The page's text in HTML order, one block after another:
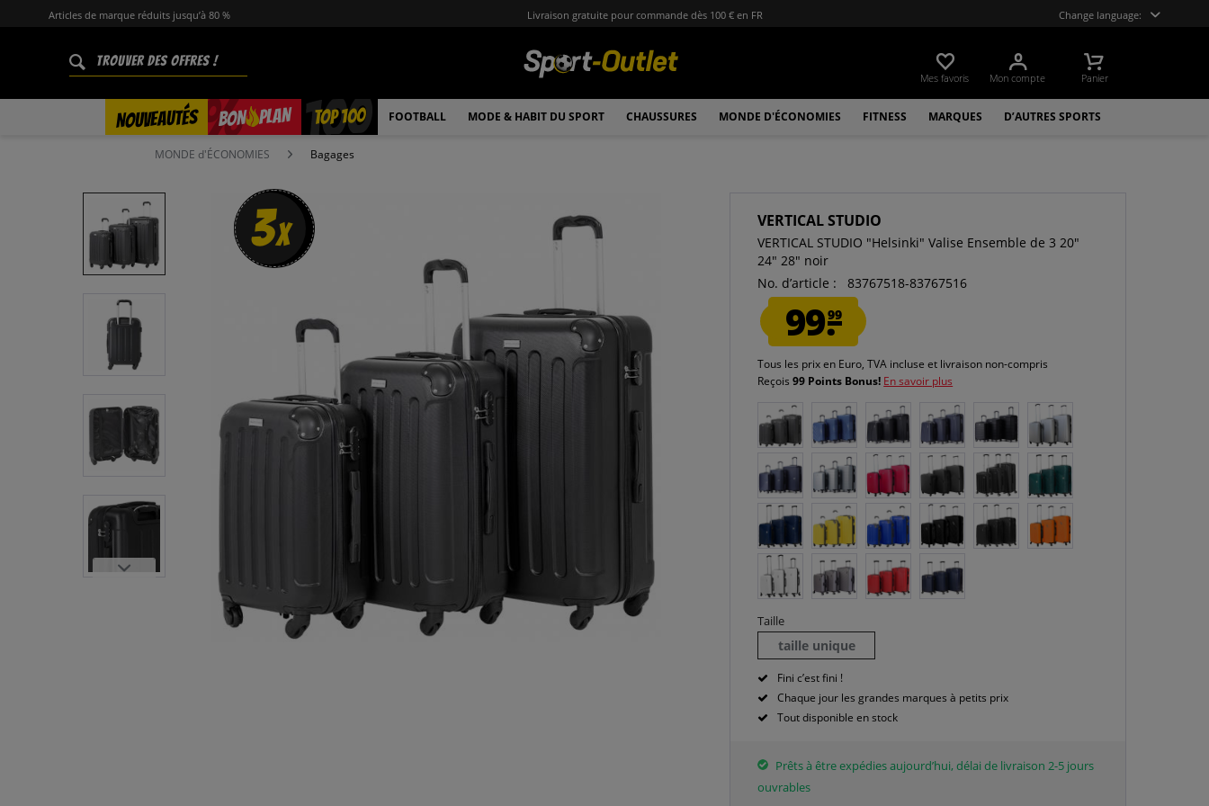
Articles de marque réduits jusqu’à 80 % Livraison gratuite pour commande dès 100 € en FR Change language:
Mes favoris Mon compte Panier
NOUVEAUTÉS BON PLAN
% TOP 100 FOOTBALL MODE & HABIT DU SPORT CHAUSSURES MONDE D'ÉCONOMIES FITNESS MARQUES D’AUTRES SPORTS
MONDE d'ÉCONOMIES Bagages
3x VERTICAL STUDIO
VERTICAL STUDIO "Helsinki" Valise Ensemble de 3 20"
24" 28" noir
No. d’article :
83767518-83767516
99.99
Tous les prix en Euro, TVA incluse et livraison non-compris
Reçois99 Points Bonus! En savoir plus
Taille
taille unique
Fini c’est fini !
Chaque jour les grandes marques à petits prix
Tout disponible en stock
Prêts à être expédies aujourd’hui, délai de livraison 2-5 jours
ouvrables